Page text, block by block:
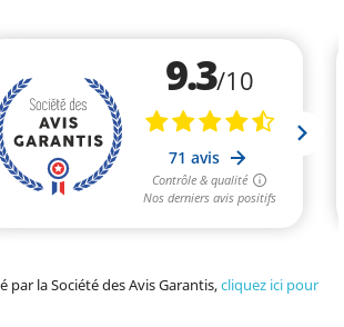
par la Société des Avis Garantis,cliquez ici pour